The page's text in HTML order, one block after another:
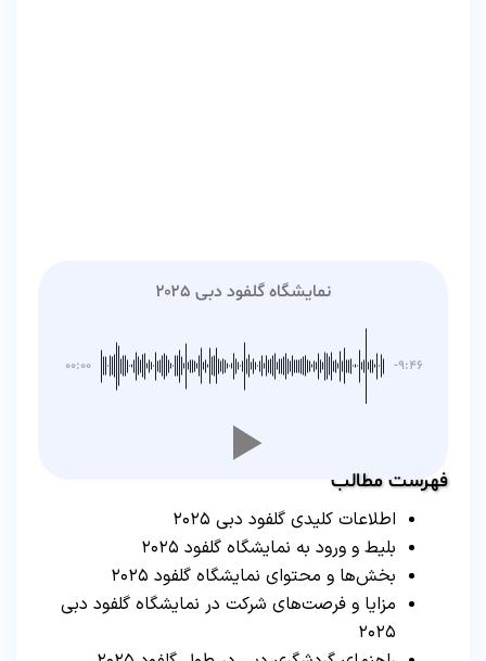
نمایشگاه گلفود دبی ۲۰۲۵
۰۰:۰۰ -۹:۴۶
فهرست مطالب
اطلاعات کلیدی گلفود دبی ۲۰۲۵
بلیط و ورود به نمایشگاه گلفود ۲۰۲۵
بخش‌ها و محتوای نمایشگاه گلفود ۲۰۲۵
مزایا و فرصت‌های شرکت در نمایشگاه گلفود دبی
۲۰۲۵